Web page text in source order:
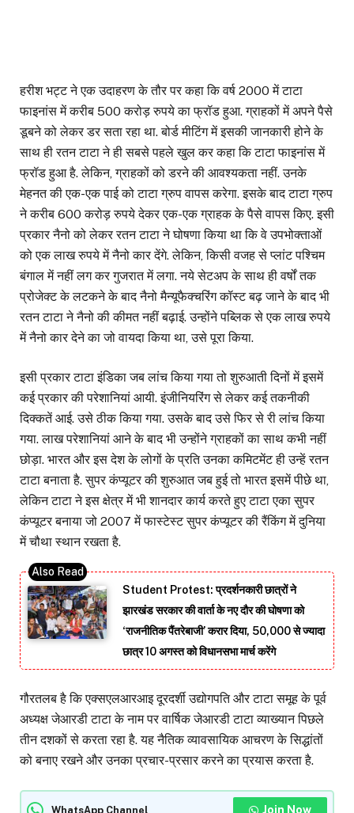
हरीश भट्ट ने एक उदाहरण के तौर पर कहा कि वर्ष 2000 में टाटा
फाइनांस में करीब 500 करोड़ रुपये का फ्रॉड हुआ. ग्राहकों में अपने पैसे
डूबने को लेकर डर सता रहा था. बोर्ड मीटिंग में इसकी जानकारी होने के
साथ ही रतन टाटा ने ही सबसे पहले खुल कर कहा कि टाटा फाइनांस में
फ्रॉड हुआ है. लेकिन, ग्राहकों को डरने की आवश्यकता नहीं. उनके
मेहनत की एक-एक पाई को टाटा ग्रुप वापस करेगा. इसके बाद टाटा ग्रुप
ने करीब 600 करोड़ रुपये देकर एक-एक ग्राहक के पैसे वापस किए. इसी
प्रकार नैनो को लेकर रतन टाटा ने घोषणा किया था कि वे उपभोक्ताओं
को एक लाख रुपये में नैनो कार देंगे. लेकिन, किसी वजह से प्लांट पश्चिम
बंगाल में नहीं लग कर गुजरात में लगा. नये सेटअप के साथ ही वर्षों तक
प्रोजेक्ट के लटकने के बाद नैनो मैन्यूफैक्चरिंग कॉस्ट बढ़ जाने के बाद भी
रतन टाटा ने नैनो की कीमत नहीं बढ़ाई. उन्होंने पब्लिक से एक लाख रुपये
में नैनो कार देने का जो वायदा किया था, उसे पूरा किया.
इसी प्रकार टाटा इंडिका जब लांच किया गया तो शुरुआती दिनों में इसमें
कई प्रकार की परेशानियां आयी. इंजीनियरिंग से लेकर कई तकनीकी
दिक्कतें आई. उसे ठीक किया गया. उसके बाद उसे फिर से री लांच किया
गया. लाख परेशानियां आने के बाद भी उन्होंने ग्राहकों का साथ कभी नहीं
छोड़ा. भारत और इस देश के लोगों के प्रति उनका कमिटमेंट ही उन्हें रतन
टाटा बनाता है. सुपर कंप्यूटर की शुरुआत जब हुई तो भारत इसमें पीछे था,
लेकिन टाटा ने इस क्षेत्र में भी शानदार कार्य करते हुए टाटा एका सुपर
कंप्यूटर बनाया जो 2007 में फास्टेस्ट सुपर कंप्यूटर की रैंकिंग में दुनिया
में चौथा स्थान रखता है.
Student Protest: प्रदर्शनकारी छात्रों ने
झारखंड सरकार की वार्ता के नए दौर की घोषणा को
‘राजनीतिक पैंतरेबाजी’ करार दिया, 50,000 से ज्यादा
छात्र 10 अगस्त को विधानसभा मार्च करेंगे
गौरतलब है कि एक्सएलआरआइ दूरदर्शी उद्योगपति और टाटा समूह के पूर्व
अध्यक्ष जेआरडी टाटा के नाम पर वार्षिक जेआरडी टाटा व्याख्यान पिछले
तीन दशकों से करता रहा है. यह नैतिक व्यावसायिक आचरण के सिद्धांतों
को बनाए रखने और उनका प्रचार-प्रसार करने का प्रयास करता है.
WhatsApp Channel Join Now